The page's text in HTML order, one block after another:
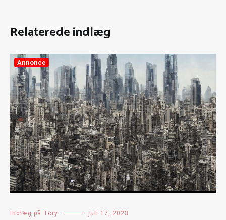
Relaterede indlæg
Annonce
Indlæg på Tory juli 17, 2023